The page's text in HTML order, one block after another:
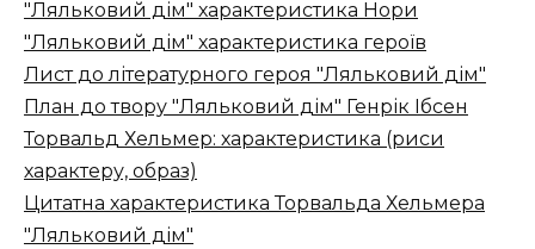
"Ляльковий дім" характеристика Нори
"Ляльковий дім" характеристика героїв
Лист до літературного героя "Ляльковий дім"
План до твору "Ляльковий дім" Генрік Ібсен
Торвальд Хельмер: характеристика (риси
характеру, образ)
Цитатна характеристика Торвальда Хельмера
"Ляльковий дім"